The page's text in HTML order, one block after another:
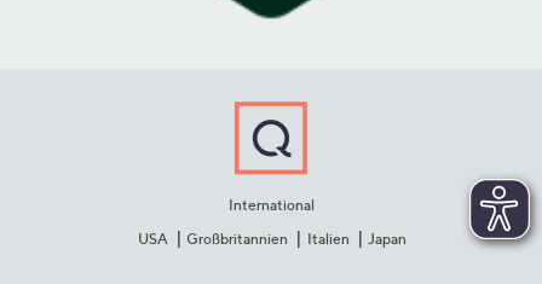
International
USA
Großbritannien Italien Japan